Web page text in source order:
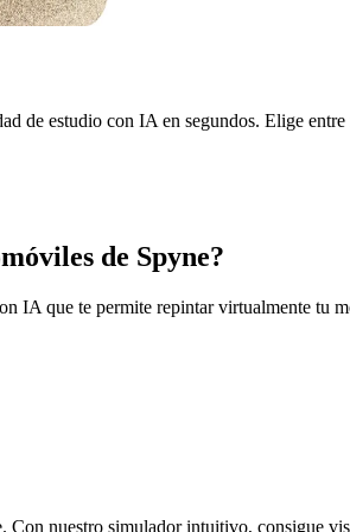
de estudio con IA en segundos. Elige
de Spyne?
IA que te permite repintar virtualmente tu
nuestro simulador intuitivo, consigue